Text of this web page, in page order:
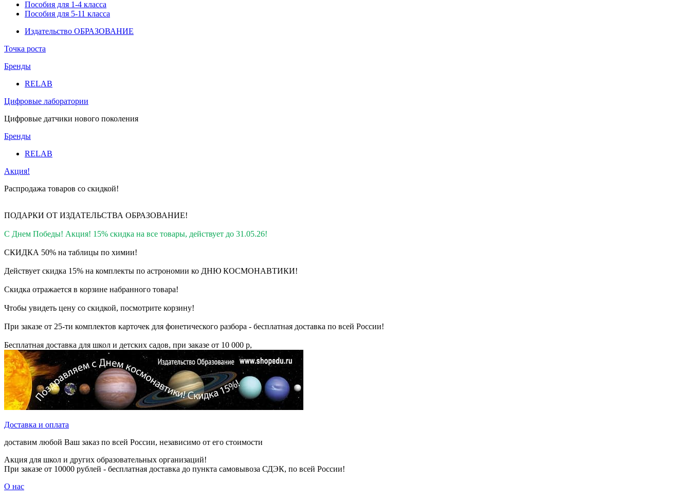
Пособия для 1-4 класса
Пособия для 5-11 класса
Издательство ОБРАЗОВАНИЕ
Точка роста
Бренды
RELAB
Цифровые лаборатории
Цифровые датчики нового поколения
Бренды
RELAB
Акция!
Распродажа товаров со скидкой!
ПОДАРКИ ОТ ИЗДАТЕЛЬСТВА ОБРАЗОВАНИЕ!
С Днем Победы! Акция! 15% скидка на все товары, действует до 31.05.26!
СКИДКА 50% на таблицы по химии!
Действует скидка 15% на комплекты по астрономии ко ДНЮ КОСМОНАВТИКИ!
Скидка отражается в корзине набранного товара!
Чтобы увидеть цену со скидкой, посмотрите корзину!
При заказе от 25-ти комплектов карточек для фонетического разбора - бесплатная доставка по всей России!
Бесплатная доставка для школ и детских садов, при заказе от 10 000 р,
Доставка и оплата
доставим любой Ваш заказ по всей России, независимо от его стоимости
Акция для школ и других образовательных организаций!
При заказе от 10000 рублей - бесплатная доставка до пункта самовывоза СДЭК, по всей России!
О нас